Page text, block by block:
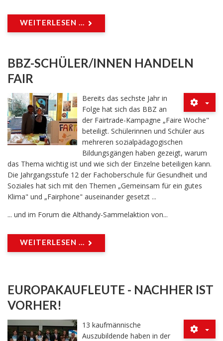
WEITERLESEN ...
BBZ-SCHÜLER/INNEN HANDELN
FAIR
Bereits das sechste Jahr in
Folge hat sich das BBZ an
der Fairtrade-Kampagne „Faire Woche"
beteiligt. Schülerinnen und Schüler aus
mehreren sozialpädagogischen
Bildungsgängen haben gezeigt, warum
das Thema wichtig ist und wie sich der Einzelne beteiligen kann.
Die Jahrgangsstufe 12 der Fachoberschule für Gesundheit und
Soziales hat sich mit den Themen „Gemeinsam für ein gutes
Klima" und „Fairphone" auseinander gesetzt ...
... und im Forum die Althandy-Sammelaktion von...
WEITERLESEN ...
EUROPAKAUFLEUTE - NACHHER IST
VORHER!
13 kaufmännische
Auszubildende haben in der